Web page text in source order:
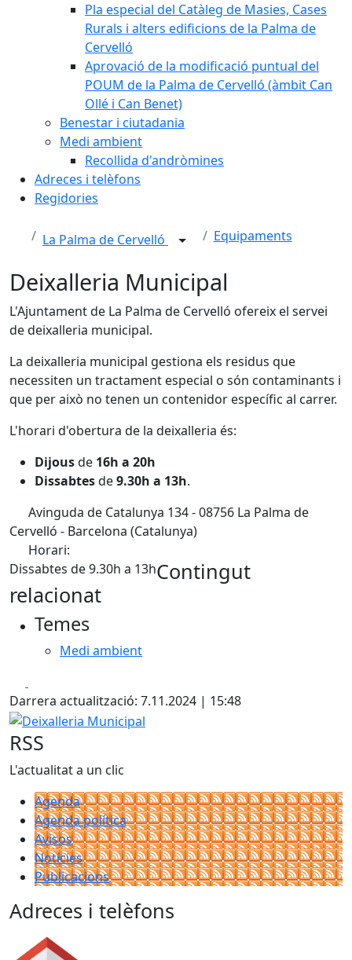
Pla especial del Catàleg de Masies, Cases
Rurals i alters edificions de la Palma de
Cervelló
Aprovació de la modificació puntual del
POUM de la Palma de Cervelló (àmbit Can
Ollé i Can Benet)
Benestar i ciutadania
Medi ambient
Recollida d'andròmines
Adreces i telèfons
Regidories
La Palma de Cervelló Equipaments
Deixalleria Municipal
L'Ajuntament de La Palma de Cervelló ofereix el servei
de deixalleria municipal.
La deixalleria municipal gestiona els residus que
necessiten un tractament especial o són contaminants i
que per això no tenen un contenidor específic al carrer.
L'horari d'obertura de la deixalleria és:
Dijousde 16h a 20h
Dissabtesde9.30h a 13h.
Avinguda de Catalunya 134 - 08756 La Palma de
Cervelló - Barcelona (Catalunya)
Horari:
Dissabtes de 9.30h a 13hContingut
relacionat
Temes
Medi ambient
Darrera actualització: 7.11.2024 | 15:48
Deixalleria Municipal
RSS
L'actualitat a un clic
Agenda
Agenda política
Avisos
Notícies
Publicacions
Adreces i telèfons